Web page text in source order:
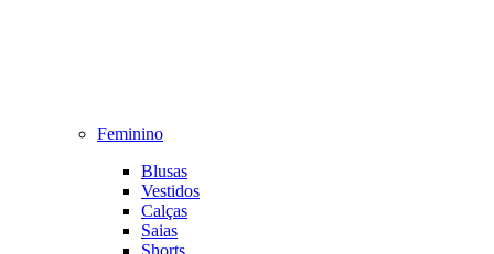
Feminino
Blusas
Vestidos
Calças
Saias
Shorts